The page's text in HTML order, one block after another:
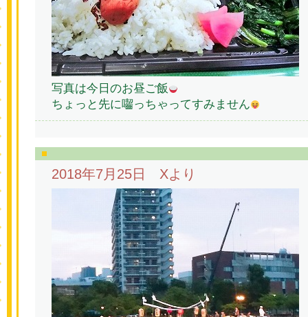
写真は今日のお昼ご飯
ちょっと先に囓っちゃってすみません
2018年7月25日 Xより